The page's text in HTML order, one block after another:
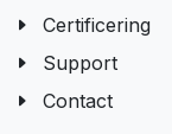
Certificering
Support
Contact